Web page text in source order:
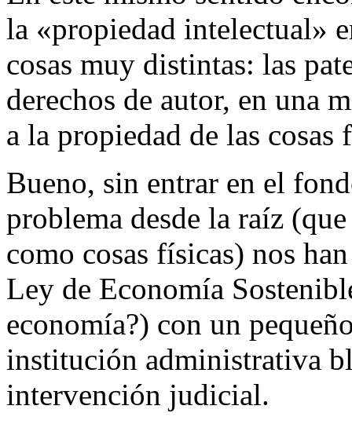
la «propiedad intelectual»
cosas muy distintas: las
derechos de autor, en una
a la propiedad de las cosas
Bueno, sin entrar en el
problema desde la raíz
como cosas físicas) nos
Ley de Economía
economía?) con un
institución administrativa
intervención judicial.